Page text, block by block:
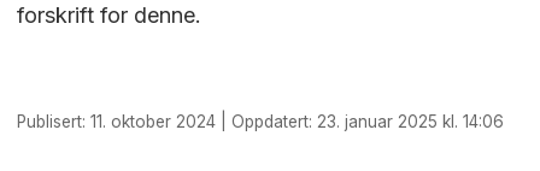
forskrift for denne.
Publisert: 11. oktober 2024 | Oppdatert: 23. januar 2025 kl. 14:06